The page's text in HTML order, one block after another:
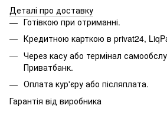
Деталі про доставку
Готівкою при отриманні.
Кредитною карткою в privat24,
Через касу або термінал
Приватбанк.
Оплата кур'єру або післяплата.
Гарантія від виробника